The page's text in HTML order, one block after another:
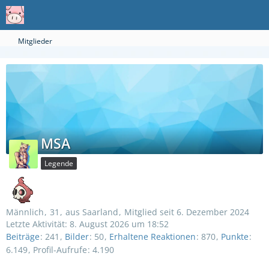
Mitglieder
MSA
Legende
Männlich 31 aus Saarland
Mitglied seit 6. Dezember 2024
Letzte Aktivität: 8. August 2026 um 18:52
Beiträge 241 Bilder 50 Erhaltene Reaktionen 870 Punkte
6.149 Profil-Aufrufe 4.190